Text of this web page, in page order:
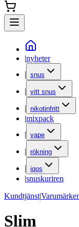
|nyheter
| snus
| vitt snus
| nikotinfritt
|mixpack
| vape
| rökning
| iqos
|snuskuriren
Kundtjänst|
Slim